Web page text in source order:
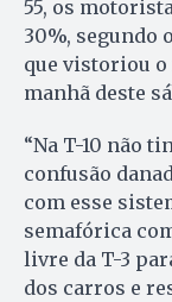
55, os
30%, segundo
que vistoriou
manhã deste
“Na T-10 não
confusão
com esse
semafórica
livre da T-3
dos carros e